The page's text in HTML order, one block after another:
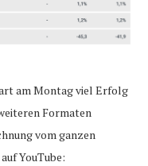
am Montag viel Erfolg
Formaten
vom ganzen
YouTube: